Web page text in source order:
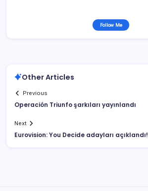
Follow Me
Other Articles
Previous
Operación Triunfo şarkıları yayınlandı
Next
Eurovision: You Decide adayları açıklandı!